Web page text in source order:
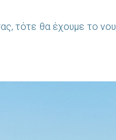
τότε θα έχουμε το νου